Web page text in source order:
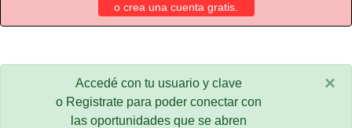
o crea una cuenta gratis.
Accedé con tu usuario y clave
o Registrate para poder conectar con
las oportunidades que se abren
×